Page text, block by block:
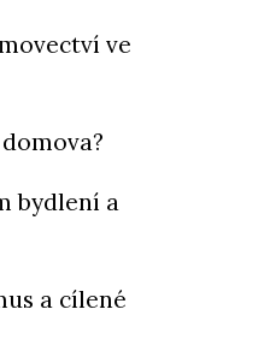
ve
bydlení a
a cílené